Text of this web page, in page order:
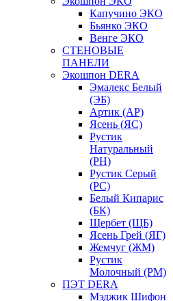
Капучино ЭКО
Бьянко ЭКО
Венге ЭКО
СТЕНОВЫЕ
ПАНЕЛИ
Экошпон DERA
Эмалекс Белый
(ЭБ)
Артик (АР)
Ясень (ЯС)
Рустик
Натуральный
(РН)
Рустик Серый
(РС)
Белый Кипарис
(БК)
Щербет (ЩБ)
Ясень Грей (ЯГ)
Жемчуг (ЖМ)
Рустик
Молочный (РМ)
ПЭТ DERA
Мэджик Шифон